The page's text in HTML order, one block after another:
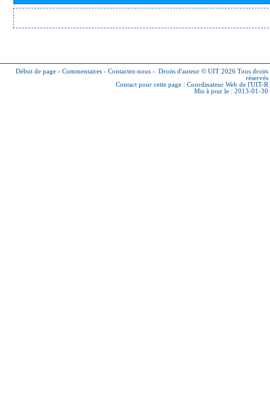
Début de page - Commentaires - Contactez-nous - Droits d'auteur © UIT 2026 Tous droits
réservés
Contact pour cette page : Coordinateur Web de l'UIT-R
Mis à jour le : 2013-01-30